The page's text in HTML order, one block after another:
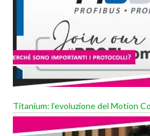
Titanium: l’evoluzione del Motion